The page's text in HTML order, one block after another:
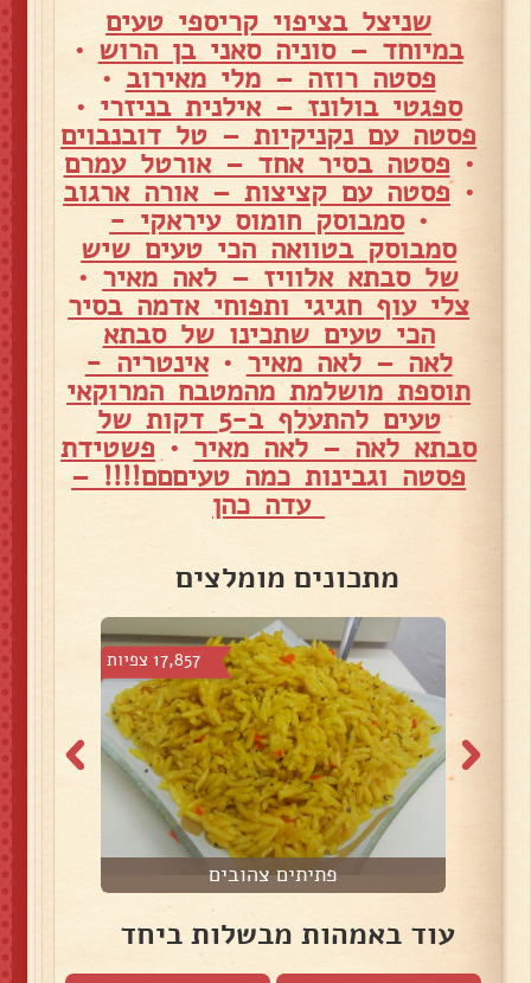
שניצל בציפוי קריספי טעים
במיוחד – סוניה סאני בן הרוש •
פסטה רוזה – מלי מאירוב •
ספגטי בולונז – אילנית בניזרי •
פסטה עם נקניקיות – טל דובנבוים
• פסטה בסיר אחד – אורטל עמרם
•פסטה עם קציצות – אורה ארגוב
•סמבוסק חומוס עיראקי -
סמבוסק בטוואה הכי טעים שיש
של סבתא אלוויז – לאה מאיר •
צלי עוף חגיגי ותפוחי אדמה בסיר
הכי טעים שתכינו של סבתא
לאה – לאה מאיר •אינטריה -
תוספת מושלמת מהמטבח המרוקאי
טעים להתעלף ב-5 דקות של
סבתא לאה – לאה מאיר • פשטידת
פסטה וגבינות כמה טעיםםם!!!! –
עדה כהן
מתכונים מומלצים
17,857 צפיות
פתיתים צהובים
עוד באמהות מבשלות ביחד